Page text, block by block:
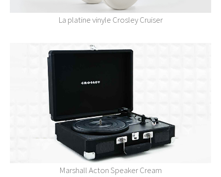
La platine vinyle Crosley Cruiser
Marshall Acton Speaker Cream